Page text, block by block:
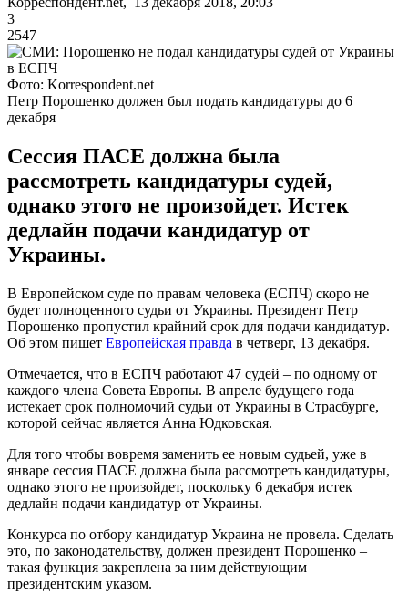
3
2547
Фото: Korrespondent.net
Петр Порошенко должен был подать кандидатуры до 6
декабря
Сессия ПАСЕ должна была
рассмотреть кандидатуры судей,
однако этого не произойдет. Истек
дедлайн подачи кандидатур от
Украины.
В Европейском суде по правам человека (ЕСПЧ) скоро не
будет полноценного судьи от Украины. Президент Петр
Порошенко пропустил крайний срок для подачи кандидатур.
Об этом пишет Европейская правда в четверг, 13 декабря.
Отмечается, что в ЕСПЧ работают 47 судей – по одному от
каждого члена Совета Европы. В апреле будущего года
истекает срок полномочий судьи от Украины в Страсбурге,
которой сейчас является Анна Юдковская.
Для того чтобы вовремя заменить ее новым судьей, уже в
январе сессия ПАСЕ должна была рассмотреть кандидатуры,
однако этого не произойдет, поскольку 6 декабря истек
дедлайн подачи кандидатур от Украины.
Конкурса по отбору кандидатур Украина не провела. Сделать
это, по законодательству, должен президент Порошенко –
такая функция закреплена за ним действующим
президентским указом.